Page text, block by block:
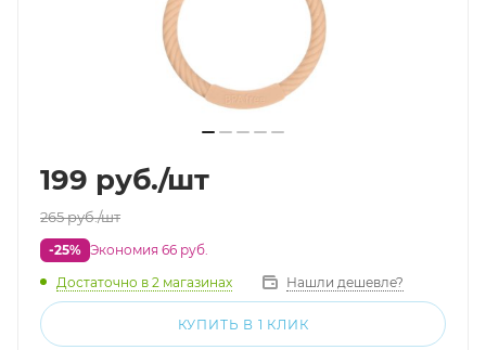
199 руб./шт
265руб./шт
-25% Экономия 66 руб.
Достаточно в 2 магазинах Нашли дешевле?
КУПИТЬ В 1 КЛИК